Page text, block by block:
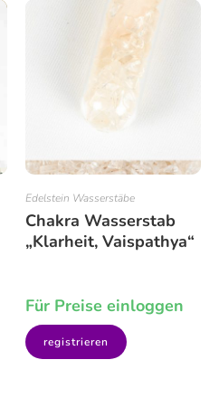
Edelstein Wasserstäbe
Chakra Wasserstab
„Klarheit, Vaispathya“
Für Preise einloggen
registrieren